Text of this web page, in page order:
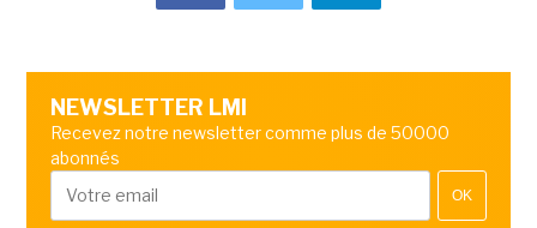
NEWSLETTER LMI
Recevez notre newsletter comme plus de 50000
abonnés
OK